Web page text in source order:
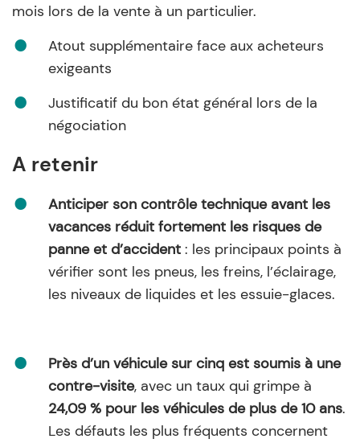
mois lors de la vente à un particulier.
Atout supplémentaire face aux acheteurs
exigeants
Justificatif du bon état général lors de la
négociation
A retenir
Anticiper son contrôle technique avant les
vacances réduit fortement les risques de
panne et d’accident : les principaux points à
vérifier sont les pneus, les freins, l’éclairage,
les niveaux de liquides et les essuie-glaces.
Près d’un véhicule sur cinq est soumis à une
contre-visite, avec un taux qui grimpe à
24,09 % pour les véhicules de plus de 10 ans.
Les défauts les plus fréquents concernent